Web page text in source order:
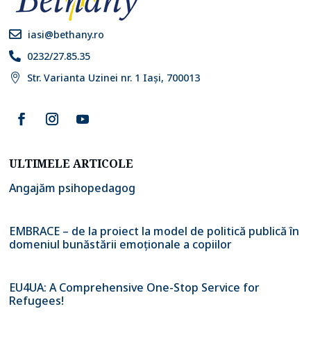
 iasi@bethany.ro
 0232/27.85.35
 Str. Varianta Uzinei nr. 1 Iași, 700013
ULTIMELE ARTICOLE
Angajăm psihopedagog
EMBRACE – de la proiect la model de politică publică în
domeniul bunăstării emoționale a copiilor
EU4UA: A Comprehensive One-Stop Service for
Refugees!